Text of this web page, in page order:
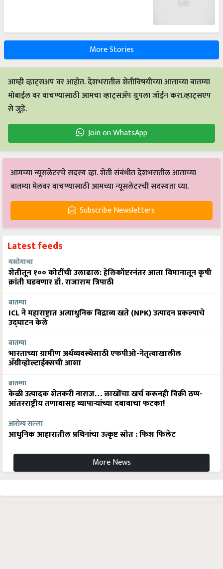
More Stories
आम्ही व्हाट्सअप वर आहोत. देशभरातील शेतीविषयीच्या आताच्या बातम्या
मोबाईल वर वाचण्यासाठी आमचा व्हाट्सअँप ग्रुपला जॉईन करा.व्हाट्सएप
से जुड़ें.
Join on WhatsApp
आमच्या न्यूसलेटरचे सदस्य व्हा. शेती संबंधीत देशभरातील आताच्या
बातम्या मेलवर वाचण्यासाठी आमच्या न्यूसलेटरची सदस्यता घ्या.
Subscribe Newsletters
Latest feeds
यशोगाथा
शेतीतून १०० कोटींची उलाढाल: हेलिकॉप्टरनंतर आता विमानातून कृषी
क्रांती घडवणार डॉ. राजाराम त्रिपाठी
बातम्या
ICL ने महाराष्ट्रात अत्याधुनिक विद्राव्य खते (NPK) उत्पादन प्रकल्पाचे
उद्घाटन केले
बातम्या
भारताच्या ग्रामीण अर्थव्यवस्थेसाठी एफपीओ-नेतृत्वाखालील
अ‍ॅग्रीव्होल्टाईक्सची आशा
बातम्या
केळी उत्पादक शेतकरी नाराज… लाखोंचा खर्च करूनही विक्री ठप्प-
आंतरराष्ट्रीय तणावासह व्यापाऱ्यांच्या दबावाचा फटका!
आरोग्य सल्ला
आधुनिक आहारातील प्रथिनांचा उत्कृष्ट स्रोत : फिश फिलेट
More News